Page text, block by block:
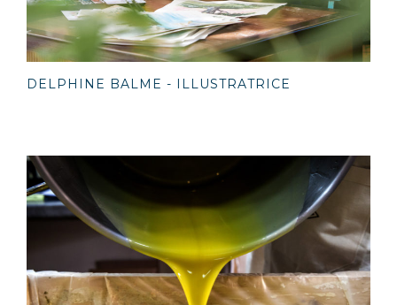
DELPHINE BALME - ILLUSTRATRICE